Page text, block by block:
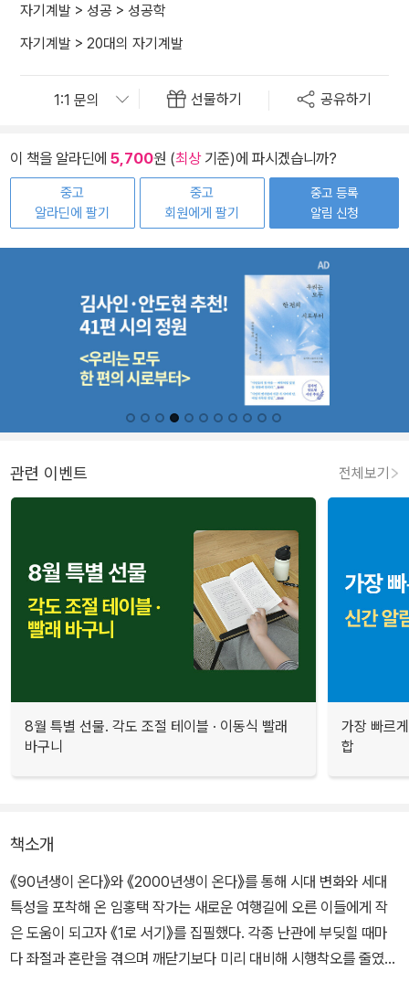
자기계발 > 성공 > 성공학
자기계발 > 20대의 자기계발
선물하기 공유하기
이 책을 알라딘에 5,700원 (최상기준)에 파시겠습니까?
중고
알라딘에 팔기
중고
회원에게 팔기
중고 등록
알림 신청
관련 이벤트 전체보기
8월 특별 선물. 각도 조절 테이블 · 이동식 빨래
바구니
가장 빠르
합
책소개
《90년생이 온다》와 《2000년생이 온다》를 통해 시대 변화와 세대
특성을 포착해 온 임홍택 작가는 새로운 여행길에 오른 이들에게 작
은 도움이 되고자 《1로 서기》를 집필했다. 각종 난관에 부딪힐 때마
다 좌절과 혼란을 겪으며 깨닫기보다 미리 대비해 시행착오를 줄였으